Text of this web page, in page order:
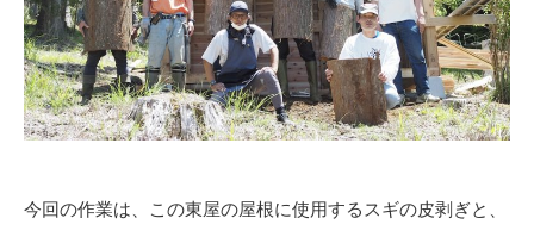
今回の作業は、この東屋の屋根に使用するスギの皮剥ぎと、